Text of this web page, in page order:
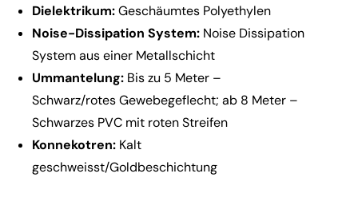
Dielektrikum:Geschäumtes Polyethylen
Noise-Dissipation System: Noise Dissipation
System aus einer Metallschicht
Ummantelung: Bis zu 5 Meter –
Schwarz/rotes Gewebegeflecht; ab 8 Meter –
Schwarzes PVC mit roten Streifen
Konnekotren: Kalt
geschweisst/Goldbeschichtung